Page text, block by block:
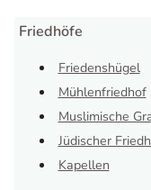
Friedhöfe
Friedenshügel
Mühlenfriedhof
Muslimische
Jüdischer
Kapellen